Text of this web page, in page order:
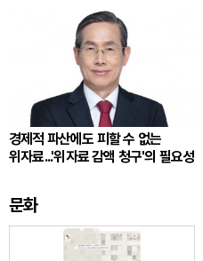
경제적 파산에도 피할 수 없는
위자료...'위자료 감액 청구'의 필요성
문화